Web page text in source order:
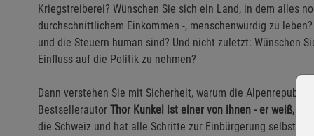
Kriegstreiberei? Wünschen Sie sich ein Land, in dem alles
durchschnittlichem Einkommen -, menschenwürdig zu
und die Steuern human sind? Und nicht zuletzt: Wünschen
Einfluss auf die Politik zu nehmen?
Dann verstehen Sie mit Sicherheit, warum die Alpenrepublik
Bestsellerautor Thor Kunkel ist einer von ihnen - er weiß,
die Schweiz und hat alle Schritte zur Einbürgerung selbst